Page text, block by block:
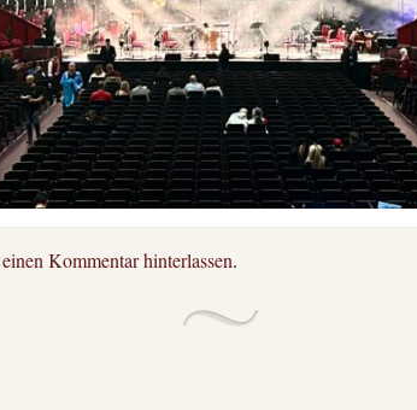
einen Kommentar hinterlassen.